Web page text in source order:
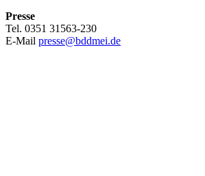
Presse
Tel. 0351 31563-230
E-Mail presse@bddmei.de